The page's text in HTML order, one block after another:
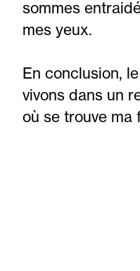
sommes
mes yeux.
En conclusion,
vivons dans un
où se trouve ma